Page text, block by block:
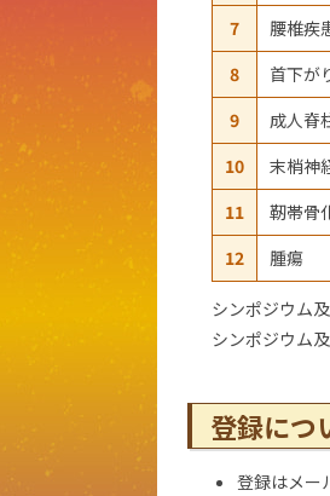
7
腰椎疾
8
首下が
9
成人脊
10
末梢神
11
靭帯骨
12
腫瘍
シンポジウム
シンポジウム
登録につ
登録はメー